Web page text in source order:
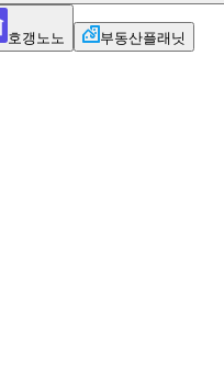
호갱노노
부동산플래닛